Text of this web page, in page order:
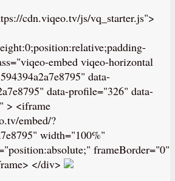
cdn.viqeo.tv/js/vq_starter.js">
embed viqeo-horizontal
data-
data-profile="326" data-
> <iframe
embed/?
width="100%"
frameBorder="0"
</div>